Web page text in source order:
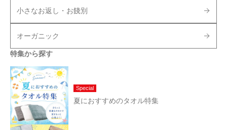
小さなお返し・お餞別
オーガニック
特集から探す
Special
夏におすすめのタオル特集